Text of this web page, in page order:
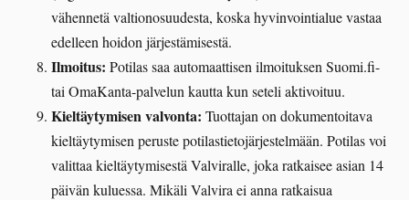
vähennetä valtionosuudesta, koska hyvinvointialue vastaa
edelleen hoidon järjestämisestä.
Ilmoitus: Potilas saa automaattisen ilmoituksen Suomi.fi-
tai OmaKanta-palvelun kautta kun seteli aktivoituu.
Kieltäytymisen valvonta: Tuottajan on dokumentoitava
kieltäytymisen peruste potilastietojärjestelmään. Potilas voi
valittaa kieltäytymisestä Valviralle, joka ratkaisee asian 14
päivän kuluessa. Mikäli Valvira ei anna ratkaisua